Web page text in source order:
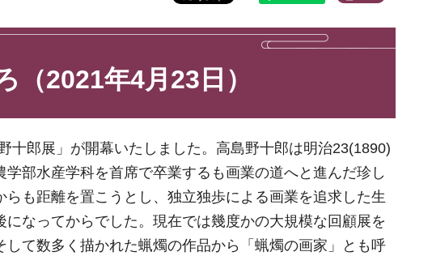
（2021年4月23日）
郎展」が開幕いたしました。高島野十郎は明治23(1890)
部水産学科を首席で卒業するも画業の道へと進んだ珍し
も距離を置こうとし、独立独歩による画業を追求した生
なってからでした。現在では幾度かの大規模な回顧展を
て数多く描かれた蝋燭の作品から「蝋燭の画家」とも呼